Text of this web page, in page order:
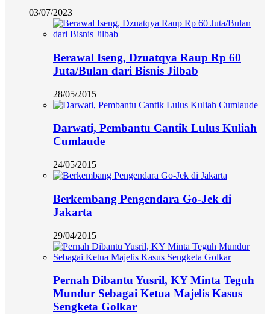
03/07/2023
Berawal Iseng, Dzuatqya Raup Rp 60
Juta/Bulan dari Bisnis Jilbab
28/05/2015
Darwati, Pembantu Cantik Lulus Kuliah
Cumlaude
24/05/2015
Berkembang Pengendara Go-Jek di
Jakarta
29/04/2015
Pernah Dibantu Yusril, KY Minta Teguh
Mundur Sebagai Ketua Majelis Kasus
Sengketa Golkar